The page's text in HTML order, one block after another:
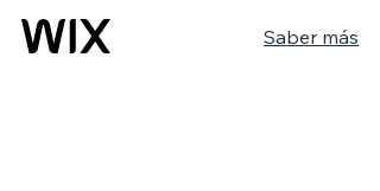
Saber más